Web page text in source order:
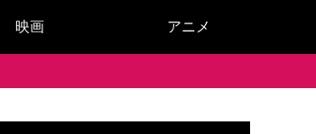
映画 アニメ